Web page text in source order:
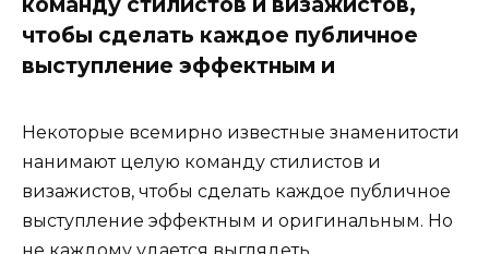
чтобы сделать каждое публичное
выступление эффектным и
Некоторые всемирно известные знаменитости
нанимают целую команду стилистов и
визажистов, чтобы сделать каждое публичное
выступление эффектным и оригинальным. Но